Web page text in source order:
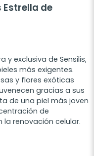
Estrella de
y exclusiva de Sensilis,
más exigentes.
y flores exóticas
gracias a sus
de una piel más joven
de
renovación celular.